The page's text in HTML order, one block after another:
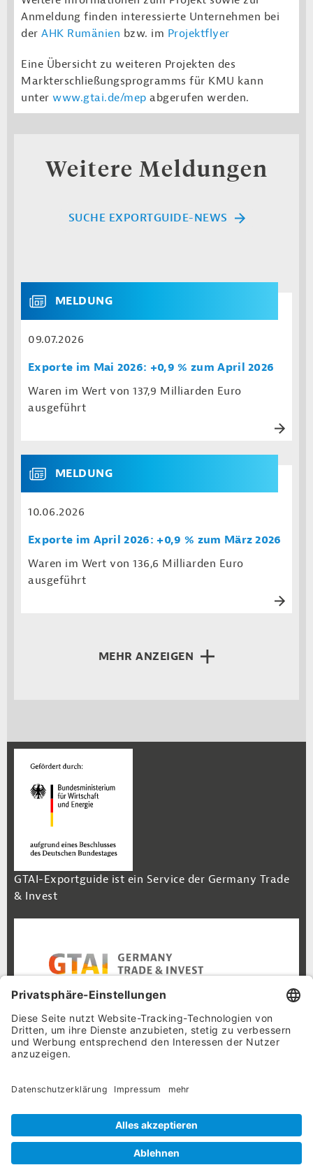
Anmeldung finden interessierte Unternehmen bei
der AHK Rumänien bzw. im Projektflyer
Eine Übersicht zu weiteren Projekten des
Markterschließungsprogramms für KMU kann
unter www.gtai.de/mep abgerufen werden.
Weitere Meldungen
SUCHE EXPORTGUIDE-NEWS
MELDUNG
09.07.2026
Exporte im Mai 2026: +0,9 % zum April 2026
Waren im Wert von 137,9 Milliarden Euro
ausgeführt
MELDUNG
10.06.2026
Exporte im April 2026: +0,9 % zum März 2026
Waren im Wert von 136,6 Milliarden Euro
ausgeführt
MEHR ANZEIGEN
GTAI-Exportguide ist ein Service der Germany Trade
& Invest
Footer Navigation
Inhalt
Cookie-Einstellungen
Datenschutz